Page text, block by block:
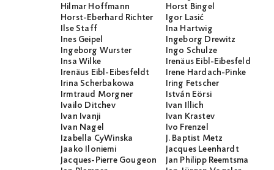
Hilmar Hoffmann
Horst Bingel
Horst-Eberhard Richter
Igor Lasić
Ilse Staff
Ina Hartwig
Ines Geipel
Ingeborg Drewitz
Ingeborg Wurster
Ingo Schulze
Insa Wilke
Irenäus Eibl-Eibesfeld
Irenäus Eibl-Eibesfeldt
Irene Hardach-Pinke
Irina Scherbakowa
Iring Fetscher
Irmtraud Morgner
István Eörsi
Ivailo Ditchev
Ivan Illich
Ivan Ivanji
Ivan Krastev
Ivan Nagel
Ivo Frenzel
Izabella CyWinska
J. Baptist Metz
Jaako Iloniemi
Jacques Leenhardt
Jacques-Pierre Gougeon
Jan Philipp Reemtsma